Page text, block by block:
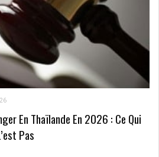
En Thaïlande En 2026 : Ce Qui
Pas